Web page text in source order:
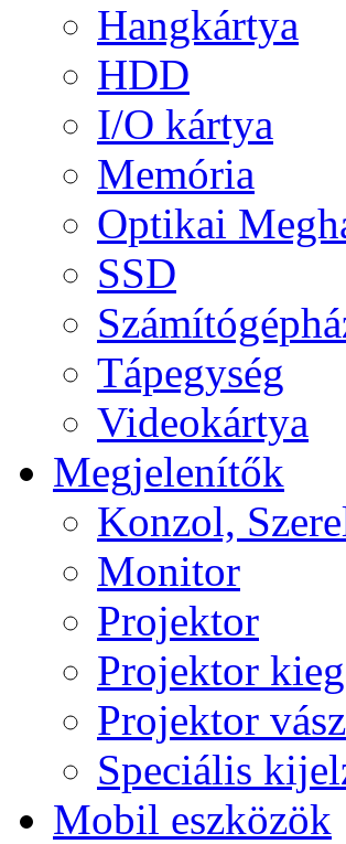
Hangkártya
HDD
I/O kártya
Memória
Optikai
SSD
Tápegység
Videokártya
Megjelenítők
Konzol,
Monitor
Projektor
Projektor
Projektor
Speciális
Mobil eszközök